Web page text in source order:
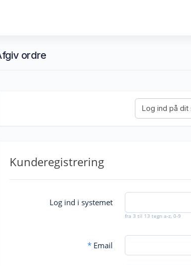
ordre
Kunderegistrering
Log ind i systemet
fra 3 til 13 tegn a-z, 0-9
*Email